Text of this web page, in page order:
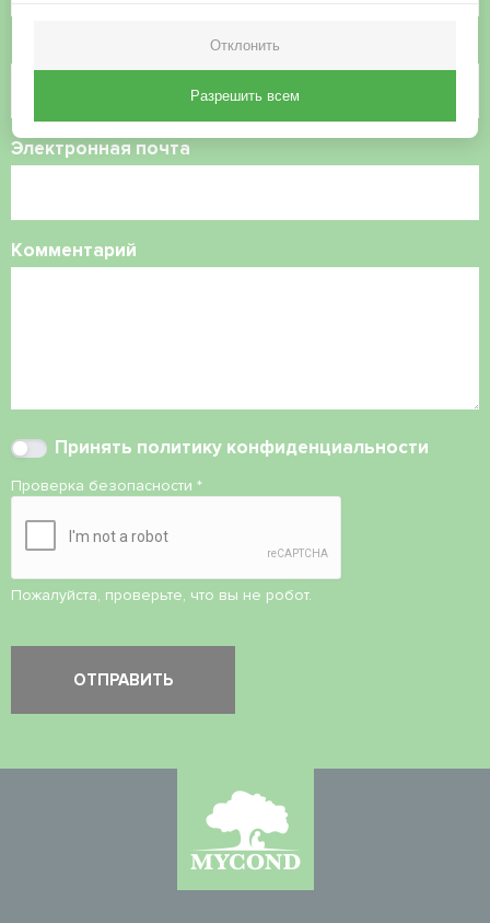
Электронная почта
Комментарий
Принять политику конфиденциальности
Проверка безопасности *
Пожалуйста, проверьте, что вы не робот.
Отклонить
Разрешить всем